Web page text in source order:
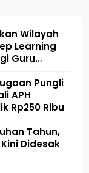
Wilayah
Learning
Guru
Pungli
APH
Rp250 Ribu
Tahun,
Didesak